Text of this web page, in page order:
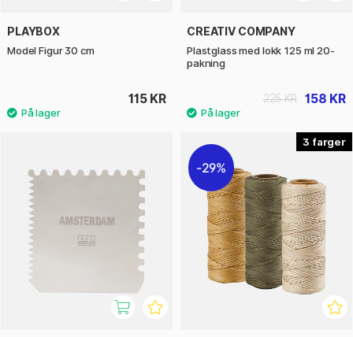
PLAYBOX
Model Figur 30 cm
115 KR
CREATIV COMPANY
Plastglass med lokk 125 ml 20-
pakning
158 KR
225 KR
3
29%